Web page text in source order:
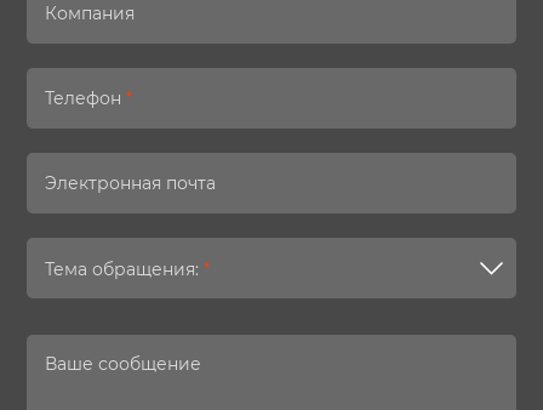
Компания
Телефон*
Электронная почта
Тема обращения:*
Ваше сообщение